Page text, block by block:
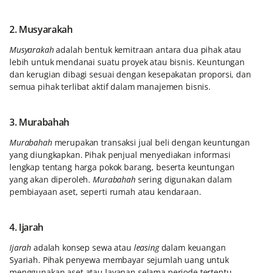
2. Musyarakah
Musyarakahadalah bentuk kemitraan antara dua pihak atau
lebih untuk mendanai suatu proyek atau bisnis. Keuntungan
dan kerugian dibagi sesuai dengan kesepakatan proporsi, dan
semua pihak terlibat aktif dalam manajemen bisnis.
3. Murabahah
Murabahahmerupakan transaksi jual beli dengan keuntungan
yang diungkapkan. Pihak penjual menyediakan informasi
lengkap tentang harga pokok barang, beserta keuntungan
yang akan diperoleh.Murabahahsering digunakan dalam
pembiayaan aset, seperti rumah atau kendaraan.
4. Ijarah
Ijarah adalah konsep sewa atau leasingdalam keuangan
Syariah. Pihak penyewa membayar sejumlah uang untuk